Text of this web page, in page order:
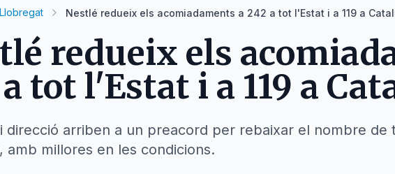
Nestlé redueix els acomiadaments a 242 a tot l'Estat i a 119 a
redueix els
tot l'Estat i a 119 a
direcció arriben a un preacord per rebaixar el nombre de
amb millores en les condicions.